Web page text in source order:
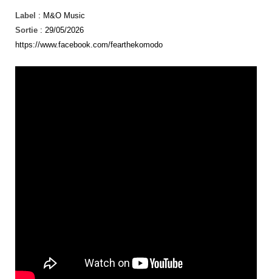
Label : M&O Music
Sortie : 29/05/2026
https://www.facebook.com/fearthekomodo